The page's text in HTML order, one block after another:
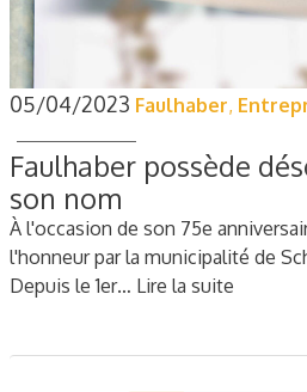
05/04/2023 Faulhaber,
Faulhaber possède
son nom
À l'occasion de son 75e
l'honneur par la municipalité de
Depuis le 1er… Lire la suite